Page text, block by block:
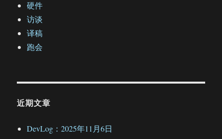
硬件
访谈
译稿
跑会
近期文章
DevLog：2025年11月6日